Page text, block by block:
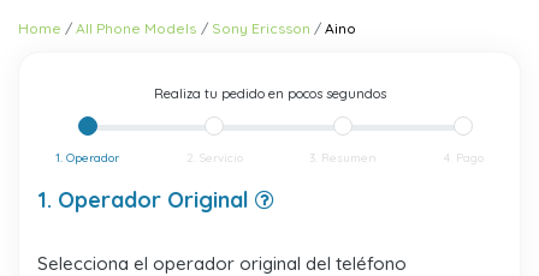
Home All Phone Models Sony Ericsson Aino
Realiza tu pedido en pocos segundos
1. Operador 2. Servicio 3. Resumen 4. Pago
1. Operador Original
Selecciona el operador original del teléfono